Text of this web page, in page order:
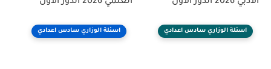
الادبي 2026 الدور الأول
العلمي 2026 الدور الأول
اسئلة الوزاري سادس اعدادي اسئلة الوزاري سادس اعدادي